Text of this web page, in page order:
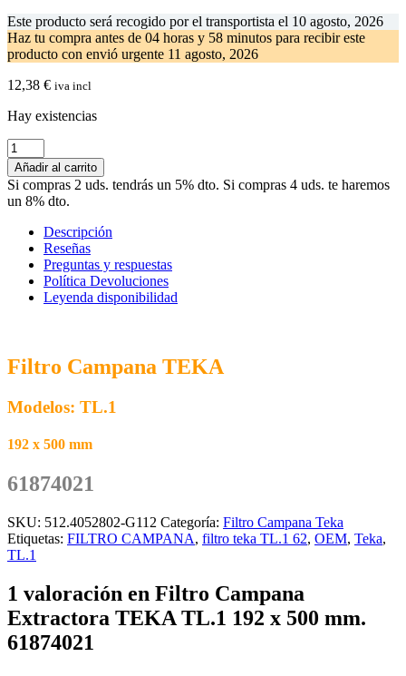
Este producto será recogido por el transportista el 10 agosto, 2026
Haz tu compra antes de 04 horas y 58 minutos para recibir este
producto con envió urgente 11 agosto, 2026
12,38 € iva incl
Hay existencias
Filtro
Campana
Extractora
TEKA
TL.1
mm.
61874021
cantidad
Añadir al carrito
Si compras 2 uds. tendrás un 5% dto. Si compras 4 uds. te haremos
un 8% dto.
Descripción
Reseñas
Preguntas y respuestas
Política Devoluciones
Leyenda disponibilidad
Filtro Campana TEKA
Modelos: TL.1
192 x 500 mm
61874021
SKU: 512.4052802-G112 Categoría: Filtro Campana Teka
Etiquetas: FILTRO CAMPANA, filtro teka TL.1 62, OEM, Teka,
TL.1
1 valoración en Filtro Campana
Extractora TEKA TL.1 192 x 500 mm.
61874021